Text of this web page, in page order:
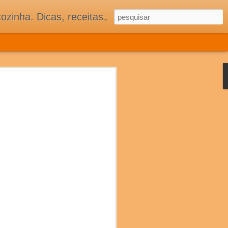
tê-los na minha cozinha acima do Equador.
E MUITA TRADIÇÃO